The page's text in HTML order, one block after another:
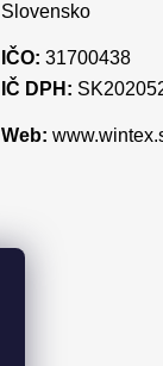
Slovensko
IČO: 31700438
IČ DPH:
Web: